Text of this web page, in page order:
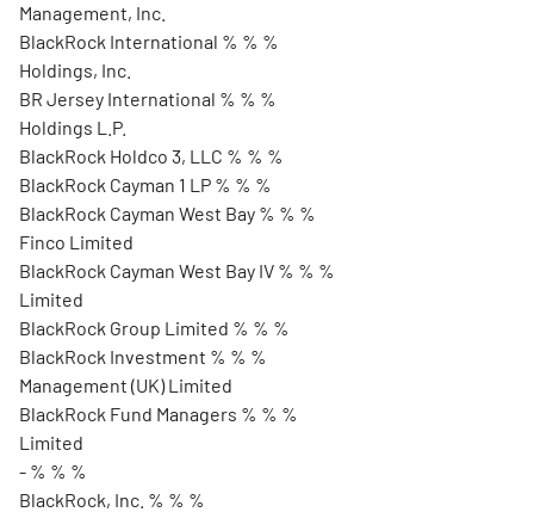
Management, Inc.
BlackRock International % % %
Holdings, Inc.
BR Jersey International % % %
Holdings L.P.
BlackRock Holdco 3, LLC % % %
BlackRock Cayman 1 LP % % %
BlackRock Cayman West Bay % % %
Finco Limited
BlackRock Cayman West Bay IV % % %
Limited
BlackRock Group Limited % % %
BlackRock Investment % % %
Management (UK) Limited
BlackRock Fund Managers % % %
Limited
- % % %
BlackRock, Inc. % % %